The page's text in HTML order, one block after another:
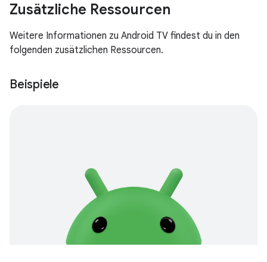
Zusätzliche Ressourcen
Weitere Informationen zu Android TV findest du in den
folgenden zusätzlichen Ressourcen.
Beispiele